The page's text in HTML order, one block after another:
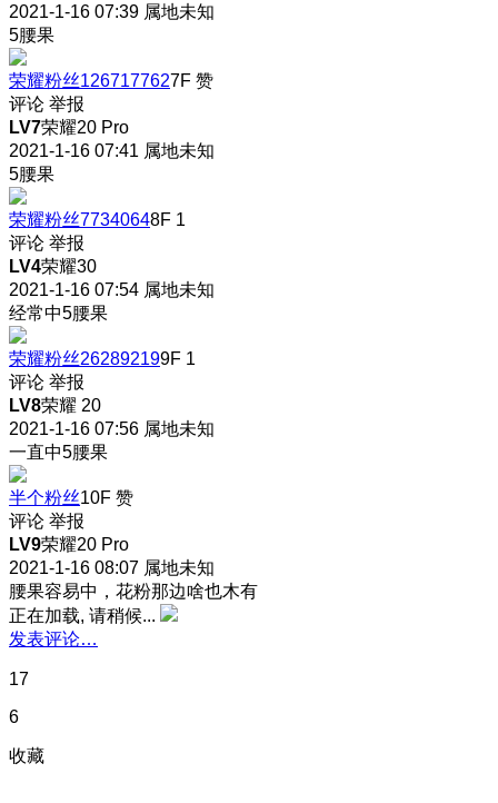
2021-1-16 07:39 属地未知
5腰果
荣耀粉丝1267177627F 赞
评论 举报
LV7荣耀20 Pro
2021-1-16 07:41 属地未知
5腰果
荣耀粉丝77340648F 1
评论 举报
LV4荣耀30
2021-1-16 07:54 属地未知
经常中5腰果
荣耀粉丝262892199F 1
评论 举报
LV8荣耀 20
2021-1-16 07:56 属地未知
一直中5腰果
半个粉丝10F 赞
评论 举报
LV9荣耀20 Pro
2021-1-16 08:07 属地未知
腰果容易中，花粉那边啥也木有
正在加载, 请稍候...
发表评论…
17
6
收藏